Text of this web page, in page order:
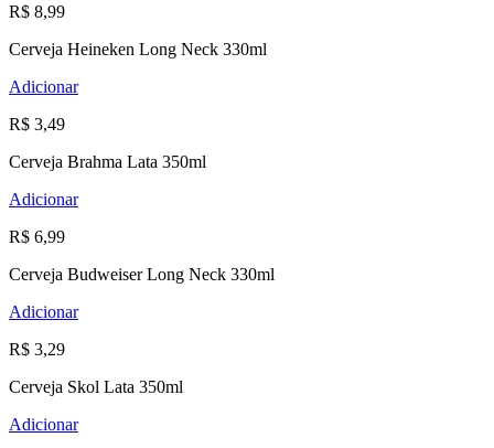
R$ 8,99
Cerveja Heineken Long Neck 330ml
Adicionar
R$ 3,49
Cerveja Brahma Lata 350ml
Adicionar
R$ 6,99
Cerveja Budweiser Long Neck 330ml
Adicionar
R$ 3,29
Cerveja Skol Lata 350ml
Adicionar